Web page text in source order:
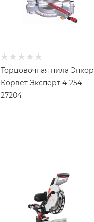
Торцовочная пила Энкор
Корвет Эксперт 4-254
27204